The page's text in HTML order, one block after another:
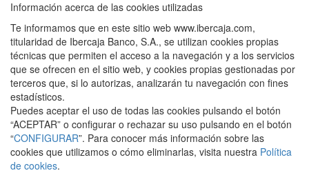
Información acerca de las cookies utilizadas
Te informamos que en este sitio web www.ibercaja.com,
titularidad de Ibercaja Banco, S.A., se utilizan cookies propias
técnicas que permiten el acceso a la navegación y a los servicios
que se ofrecen en el sitio web, y cookies propias gestionadas por
terceros que, si lo autorizas, analizarán tu navegación con fines
estadísticos.
Puedes aceptar el uso de todas las cookies pulsando el botón
“ACEPTAR” o configurar o rechazar su uso pulsando en el botón
“CONFIGURAR”. Para conocer más información sobre las
cookies que utilizamos o cómo eliminarlas, visita nuestra Política
de cookies.